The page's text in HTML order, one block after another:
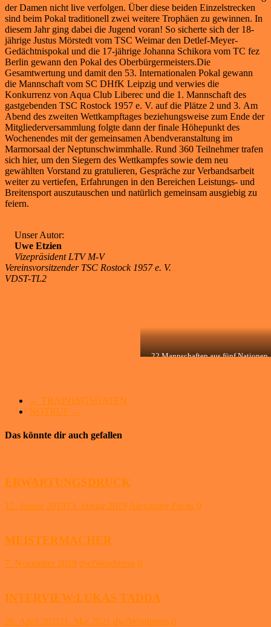
der Damen nicht live verfolgen. Über diese beiden Einzelstrecken
sind beim Pokal traditionell zwei weitere Trophäen zu gewinnen. In
diesem Jahr ging dabei die Jugend voran! So sicherte sich der 18-
jährige Justus Mörstedt vom TSC Weimar den Detlef-Meyer-
Gedächtnispokal und die 17-jährige Johanna Schikora vom TC fez
Berlin gewann den Pokal des Oberbürgermeisters.Die
Gesamtwertung und damit den 53. Internationalen Pokal gewann
die Mannschaft vom SC DHfK Leipzig und verwies die
Konkurrenz von Aqua Club Liberec und die 1. Mannschaft des
gastgebenden TSC Rostock 1957 e. V. auf die Plätze 2 und 3. Am
Abend des zweiten Wettkampftages beziehungsweise zum Ende der
Mitgliederversammlung folgte dann der finale Höhepunkt des
Wochenendes mit der gemeinsamen Abendveranstaltung im
Marmorsaal der Neptunschwimmhalle. Rund 360 Teilnehmer trafen
sich hier, um den Siegern des Wettkampfes sowie dem neu
gewählten Vorstand zu gratulieren, Gespräche zur Verbandsarbeit
weiter zu vertiefen, Erfahrungen in den Bereichen Leistungs- und
Breitensport auszutauschen und natürlich gemeinsam ausgiebig zu
feiern.
Unser Autor:
Uwe Etzien
Vizepräsident LTV M-V
Vereinsvorsitzender TSC Rostock 1957 e. V.
VDST-TL2
22 Mannschaften aus fünf Nationen
← TRAININGSDATEN
NOTRUF →
Das könnte dir auch gefallen
ERWARTUNGSDRUCK
12. Januar 201913. Januar 2019 Alexander Fuchs 0
MEISTERMACHER
7. November 2019 dwfWordpress 0
INTERVIEW:LUKAS TADDA
28. April 2021 11. Mai 2021 dwfWordpress 0